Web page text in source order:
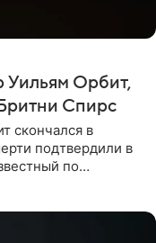
Уильям Орбит,
Спирс
скончался в
подтвердили в
по